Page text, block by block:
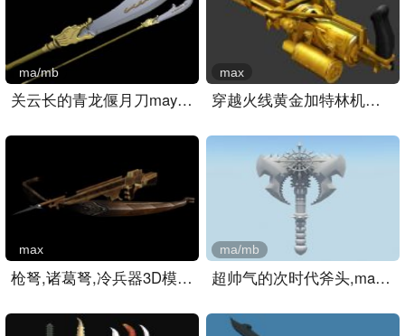
关云长的青龙偃月刀maya模..
ma/mb
穿越火线黄金加特林机关枪..
max
枪弩,诸葛弩,冷兵器3D模型..
max
超帅气的次时代斧头,maya武..
ma/mb